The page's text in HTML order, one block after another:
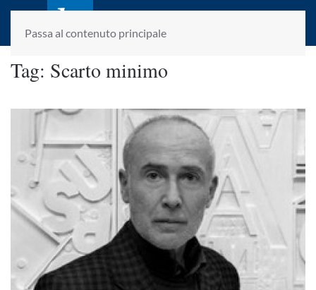
Passa al contenuto principale
laletteraturaenoi.it
fondato da Romano Luperini
Tag: Scarto minimo